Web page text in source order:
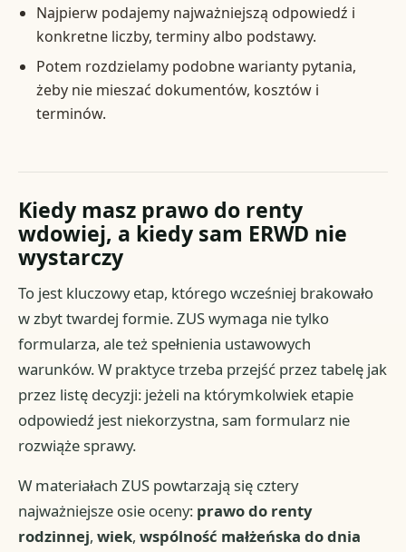
Najpierw podajemy najważniejszą odpowiedź i
konkretne liczby, terminy albo podstawy.
Potem rozdzielamy podobne warianty pytania,
żeby nie mieszać dokumentów, kosztów i
terminów.
Kiedy masz prawo do renty
wdowiej, a kiedy sam ERWD nie
wystarczy
To jest kluczowy etap, którego wcześniej brakowało
w zbyt twardej formie. ZUS wymaga nie tylko
formularza, ale też spełnienia ustawowych
warunków. W praktyce trzeba przejść przez tabelę jak
przez listę decyzji: jeżeli na którymkolwiek etapie
odpowiedź jest niekorzystna, sam formularz nie
rozwiąże sprawy.
W materiałach ZUS powtarzają się cztery
najważniejsze osie oceny: prawo do renty
rodzinnej,wiek,wspólność małżeńska do dnia